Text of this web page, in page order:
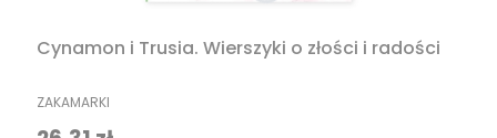
Cynamon i Trusia. Wierszyki o złości i radości
PRODUCENT
ZAKAMARKI